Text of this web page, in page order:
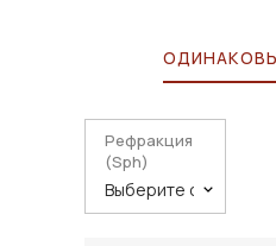
Рефракция
(Sph)